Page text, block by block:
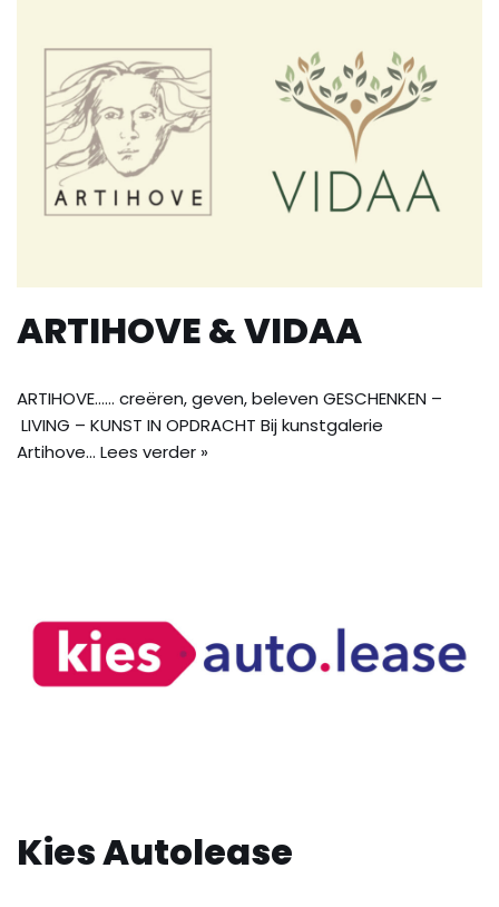
ARTIHOVE & VIDAA
ARTIHOVE…… creëren, geven, beleven GESCHENKEN –
LIVING – KUNST IN OPDRACHT Bij kunstgalerie
Artihove… Lees verder »
Kies Autolease